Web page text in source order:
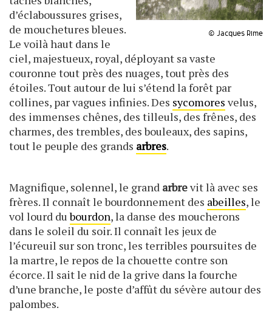
© Jacques Rime
d’éclaboussures grises,
de mouchetures bleues.
Le voilà haut dans le
ciel, majestueux, royal, déployant sa vaste
couronne tout près des nuages, tout près des
étoiles. Tout autour de lui s’étend la forêt par
collines, par vagues infinies. Des sycomores velus,
des immenses chênes, des tilleuls, des frênes, des
charmes, des trembles, des bouleaux, des sapins,
tout le peuple des grands arbres.
Magnifique, solennel, le grand arbrevit là avec ses
frères. Il connaît le bourdonnement des abeilles, le
vol lourd dubourdon, la danse des moucherons
dans le soleil du soir. Il connaît les jeux de
l’écureuil sur son tronc, les terribles poursuites de
la martre, le repos de la chouette contre son
écorce. Il sait le nid de la grive dans la fourche
d’une branche, le poste d’affût du sévère autour des
palombes.